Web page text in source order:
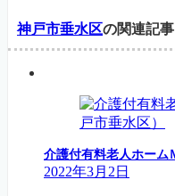
神戸市垂水区の関連記事
介護付有料老人ホーム
2022年3月2日